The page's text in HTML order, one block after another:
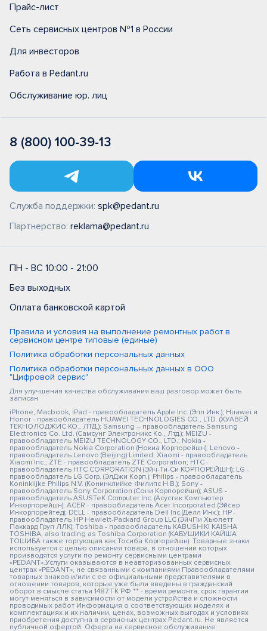
Прайс-лист
Сеть сервисных центров №1 в России
Для инвесторов
Работа в Pedant.ru
Обслуживание юр. лиц
8 (800) 100-39-13
Служба поддержки: spk@pedant.ru
Партнерство: reklama@pedant.ru
ПН - ВС 10:00 - 21:00
Без выходных
Оплата банковской картой
Правила и условия на выполнение ремонтных работ в
сервисном центре типовые (единые)
Политика обработки персональных данных
Политика обработки персональных данных в ООО
"Цифровой сервис"
Для улучшения качества обслуживания ваш разговор может быть
записан
iPhone, Macbook, iPad - правообладатель Apple Inc. (Эпл Инк.); Huawei и
Honor - правообладатель HUAWEI TECHNOLOGIES CO., LTD. (ХУАВЕЙ
ТЕКНОЛОДЖИС КО., ЛТД.); Samsung – правообладатель Samsung
Electronics Co. Ltd. (Самсунг Электроникс Ко., Лтд.); MEIZU -
правообладатель MEIZU TECHNOLOGY CO., LTD.; Nokia -
правообладатель Nokia Corporation (Нокиа Корпорейшн); Lenovo -
правообладатель Lenovo (Beijing) Limited; Xiaomi - правообладатель
Xiaomi Inc.; ZTE - правообладатель ZTE Corporation; HTC -
правообладатель HTC CORPORATION (Эйч-Ти-Си КОРПОРЕЙШН); LG -
правообладатель LG Corp. (ЭлДжи Корп.); Philips - правообладатель
Koninklijke Philips N.V. (Конинклийке Филипс Н.В.); Sony -
правообладатель Sony Corporation (Сони Корпорейшн); ASUS -
правообладатель ASUSTeK Computer Inc. (Асустек Компьютер
Инкорпорейшн); ACER - правообладатель Acer Incorporated (Эйсер
Инкорпорейтед); DELL - правообладатель Dell Inc.(Делл Инк.); HP -
правообладатель HP Hewlett-Packard Group LLC (ЭйчПи Хьюлетт
Паккард Груп ЛЛК); Toshiba - правообладатель KABUSHIKI KAISHA
TOSHIBA, also trading as Toshiba Corporation (КАБУШИКИ КАЙША
ТОШИБА также торгующая как Тосиба Корпорейшн). Товарные знаки
используется с целью описания товара, в отношении которых
производятся услуги по ремонту сервисными центрами
«PEDANT».Услуги оказываются в неавторизованных сервисных
центрах «PEDANT», не связанными с компаниями Правообладателями
товарных знаков и/или с ее официальными представителями в
отношении товаров, которые уже были введены в гражданский
оборот в смысле статьи 1487 ГК РФ ** - время ремонта, срок гарантии
могут меняться в зависимости от модели устройства и сложности
проводимых работ Информация о соответствующих моделях и
комплектациях и их наличии, ценах, возможных выгодах и условиях
приобретения доступна в сервисных центрах Pedant.ru. Не является
публичной офертой. Оферта на сервисное обслуживание